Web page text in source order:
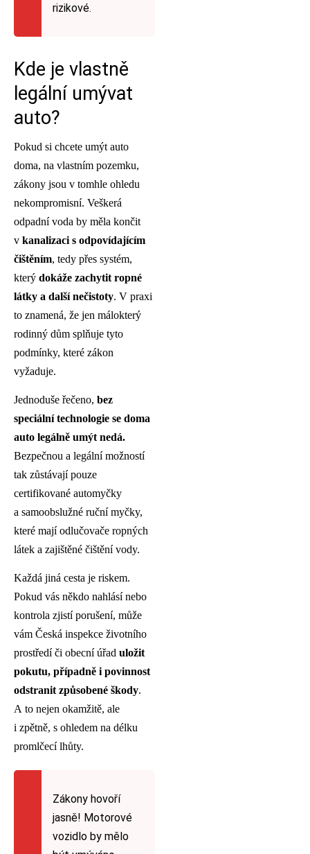
rizikové.
Kde je vlastně
legální umývat
auto?
Pokud si chcete umýt auto
doma, na vlastním pozemku,
zákony jsou v tomhle ohledu
nekompromisní. Veškerá
odpadní voda by měla končit
v kanalizaci s odpovídajícím
čištěním, tedy přes systém,
který dokáže zachytit ropné
látky a další nečistoty. V praxi
to znamená, že jen málokterý
rodinný dům splňuje tyto
podmínky, které zákon
vyžaduje.
Jednoduše řečeno, bez
speciální technologie se doma
auto legálně umýt nedá.
Bezpečnou a legální možností
tak zůstávají pouze
certifikované automyčky
a samoobslužné ruční myčky,
které mají odlučovače ropných
látek a zajištěné čištění vody.
Každá jiná cesta je riskem.
Pokud vás někdo nahlásí nebo
kontrola zjistí porušení, může
vám Česká inspekce životního
prostředí či obecní úřad uložit
pokutu, případně i povinnost
odstranit způsobené škody.
A to nejen okamžitě, ale
i zpětně, s ohledem na délku
promlčecí lhůty.
Zákony hovoří
jasně! Motorové
vozidlo by mělo